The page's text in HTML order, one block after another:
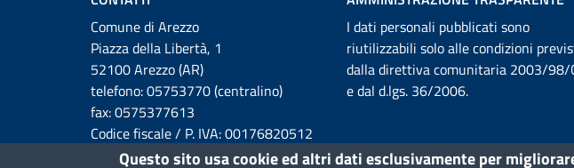
Comune di Arezzo
Piazza della Libertà, 1
52100 Arezzo (AR)
telefono: 05753770 (centralino)
fax: 0575377613
Codice fiscale / P. IVA: 00176820512
Email:
I dati personali pubblicati sono
riutilizzabili solo alle condizioni
dalla direttiva comunitaria 2003/98/
e dal d.lgs. 36/2006.
Questo sito usa cookie ed altri dati esclusivamente per